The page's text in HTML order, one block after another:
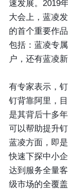
速发展。2019
大会上，蓝凌
的首个重要作
包括：蓝凌专
户，还有蓝凌
有专家表示，
钉背靠阿里，
是其背后十多
可以帮助提升
蓝凌方面，即
快速下探中小
达到服务全量
级市场的全覆